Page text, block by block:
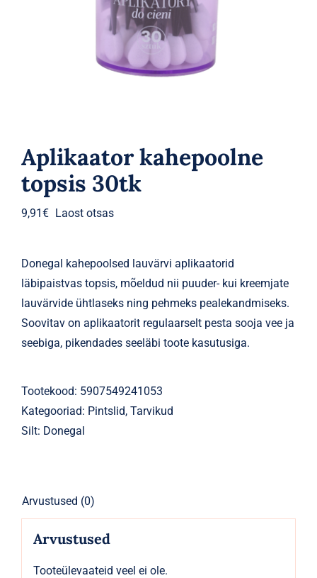
Aplikaator kahepoolne
topsis 30tk
9,91€ Laost otsas
Donegal kahepoolsed lauvärvi aplikaatorid
läbipaistvas topsis, mõeldud nii puuder- kui kreemjate
lauvärvide ühtlaseks ning pehmeks pealekandmiseks.
Soovitav on aplikaatorit regulaarselt pesta sooja vee ja
seebiga, pikendades seeläbi toote kasutusiga.
Tootekood: 5907549241053
Kategooriad: Pintslid, Tarvikud
Silt: Donegal
Arvustused (0)
Arvustused
Tooteülevaateid veel ei ole.